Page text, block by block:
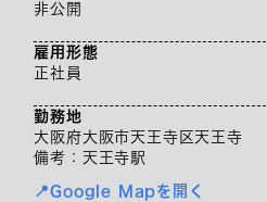
非公開
雇用形態
正社員
勤務地
大阪府大阪市天王寺区天王寺
備考：天王寺駅
📍Google Mapを開く